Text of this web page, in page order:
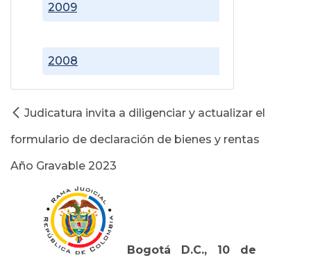
2008
2009
Judicatura invita a diligenciar y actualizar el
formulario de declaración de bienes y rentas
Año Gravable 2023
Bogotá D.C., 10 de